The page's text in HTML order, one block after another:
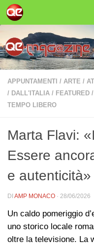
Salta al contenuto
APPUNTAMENTI / ARTE /
/ DALL'ITALIA / FEATURED /
TEMPO LIBERO
Marta Flavi:
Essere
e autenticità»
DI AMP MONACO · 28/06/2026
Un caldo pomeriggio
uno storico locale
oltre la televisione. La